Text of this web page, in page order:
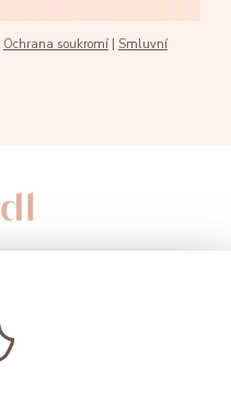
Ochrana soukromí | Smluvní